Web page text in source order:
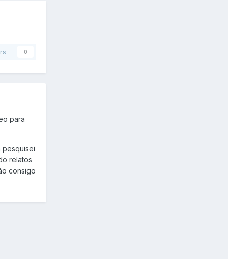
0
para
pesquisei
relatos
consigo